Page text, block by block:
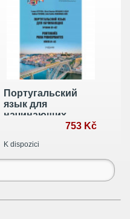
Португальский
язык для
начинающих.
Уровни А1-А2.
principiantes.
Niveis А1-А2
753 Kč
K dispozici